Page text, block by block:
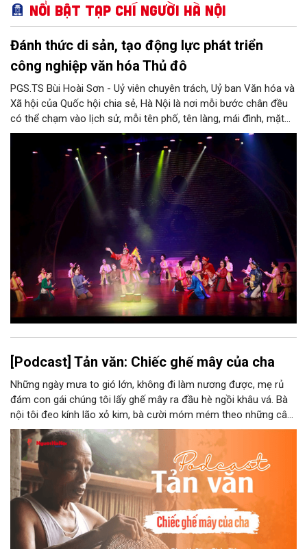
Nổi bật Tạp chí Người Hà Nội
Đánh thức di sản, tạo động lực phát triển
công nghiệp văn hóa Thủ đô
PGS.TS Bùi Hoài Sơn - Uỷ viên chuyên trách, Uỷ ban Văn hóa và
Xã hội của Quốc hội chia sẻ, Hà Nội là nơi mỗi bước chân đều
có thể chạm vào lịch sử, mỗi tên phố, tên làng, mái đình, mặt
hồ, nếp nhà, câu hát, món ăn, làn điệu, nghề thủ công đều có
thể kể một câu chuyện về chiều sâu văn hiến của dân tộc.
Nhưng trong kỷ nguyên mới, câu hỏi đặt ra không chỉ Hà Nội có
bao nhiêu di sản, bao nhiêu văn nghệ sĩ, trí thức, không gian ký
ức, mà là làm thế nào để những giá trị ấy trở thành nguồn lực
phát triển, thành sức mạnh mềm, thành động lực sáng tạo,
thành năng lực cạnh tranh của Thủ đô.
[Podcast] Tản văn: Chiếc ghế mây của cha
Những ngày mưa to gió lớn, không đi làm nương được, mẹ rủ
đám con gái chúng tôi lấy ghế mây ra đầu hè ngồi khâu vá. Bà
nội tôi đeo kính lão xỏ kim, bà cười móm mém theo những câu
chuyện kể tếu táo của đám trẻ chúng tôi. Chiếc ghế mây phát
ra âm thanh kin kít chịu đựng sức nặng cơ thể con người theo
những điệu cười khúc khích.